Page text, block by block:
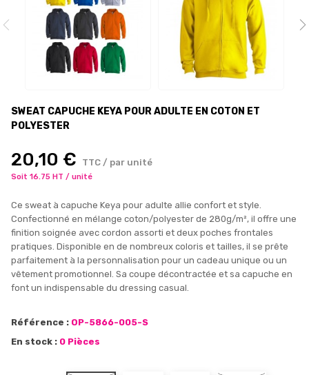
SWEAT CAPUCHE KEYA POUR ADULTE EN COTON ET
POLYESTER
20,10 € TTC / par unité
Soit 16.75 HT / unité
Ce sweat à capuche Keya pour adulte allie confort et style.
Confectionné en mélange coton/polyester de 280g/m², il offre une
finition soignée avec cordon assorti et deux poches frontales
pratiques. Disponible en de nombreux coloris et tailles, il se prête
parfaitement à la personnalisation pour un cadeau unique ou un
vêtement promotionnel. Sa coupe décontractée et sa capuche en
font un indispensable du dressing casual.
Référence : OP-5866-005-S
En stock : 0 Pièces